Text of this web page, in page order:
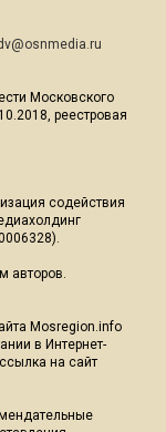
Московского
реестровая
содействия
авторов.
Mosregion.info
в Интернет-
на сайт